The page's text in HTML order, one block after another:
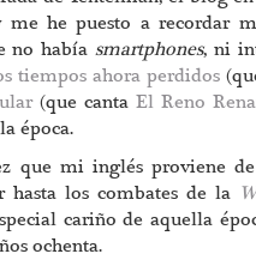
he puesto a recordar
no habíasmartphones, ni
tiempos ahora perdidos
(que canta El Reno
época.
que mi inglés proviene
los combates de la
cariño de aquella
ochenta.